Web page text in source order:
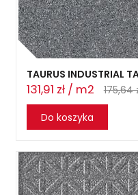
TAURUS INDUSTRIAL
131,91 zł / m2
175,64
Do koszyka